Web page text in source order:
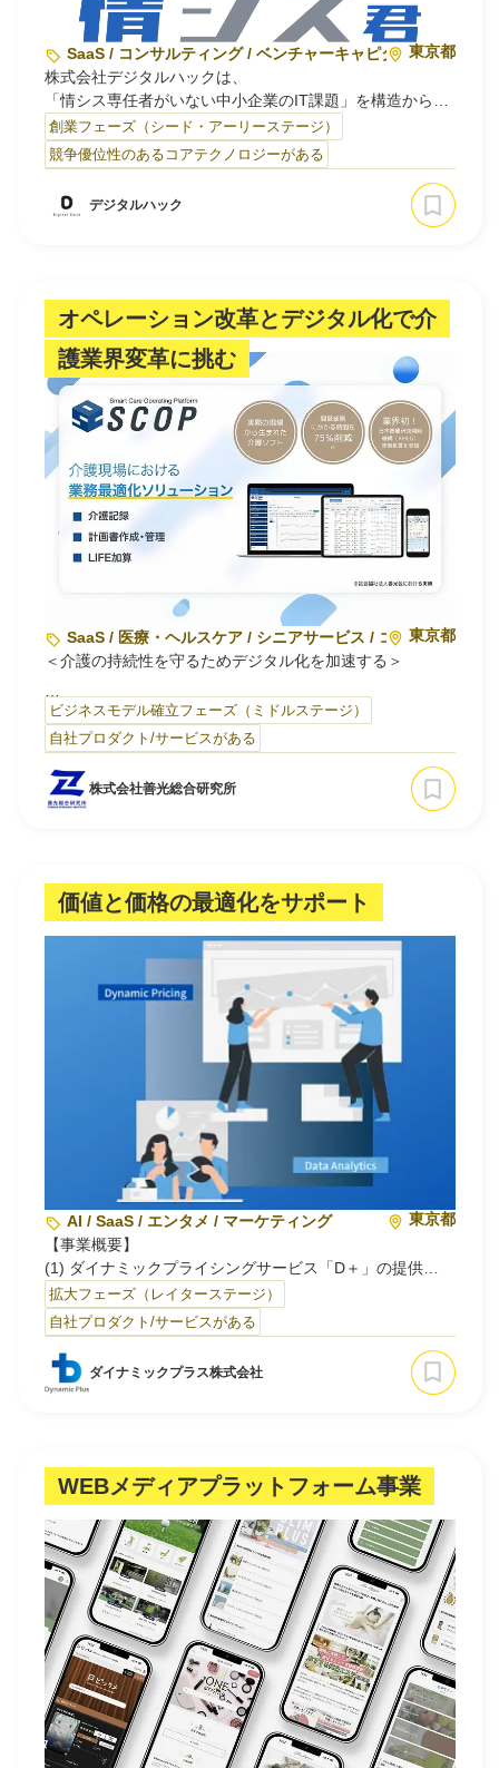
SaaS / コンサルティング / ベンチャーキャピタル東京都
株式会社デジタルハックは、
「情シス専任者がいない中小企業のIT課題」を構造から解
決するスタートアップです。
中小企業向けサービス「情シス君」を通じて、事業成長を
下支えするIT基盤の整備・運用を支援しています。
IT活用の遅れや属人化は、結果として経営判断の遅れや事
情シス業務は単なる業務…
創業フェーズ（シード・アーリーステージ）
競争優位性のあるコアテクノロジーがある
デジタルハック
オペレーション改革とデジタル化で介
護業界変革に挑む
SaaS / 医療・ヘルスケア / シニアサービス / コンサルティン
東京都
＜介護の持続性を守るためデジタル化を加速する＞
当社は、国内トップレベルの生産性を誇るケアオペレーシ
ョンを構築する社会福祉法人善光会からスピンアウトした
スタートアップ企業です。
介護領域全体のオペレーションの質と効率の向上により介
護サービスの持続性を守ることを目的に設立しました。
ビジネスモデル確立フェーズ（ミドルステージ）
自社プロダクト/サービスがある
株式会社善光総合研究所
価値と価格の最適化をサポート
AI / SaaS / エンタメ / マーケティング
東京都
【事業概要】
(1) ダイナミックプライシングサービス「D＋」の提供
(2) レベニューマネジメントサービス「Revenue＋」の提
供
(3) 各事業者向け、価格のコンサルテーションの提供
■「世の中のあらゆる価値と価格を科学し、価格の未来を
プロダクトのサービスの幅が広く、スピ…
拡大フェーズ（レイターステージ）
自社プロダクト/サービスがある
ダイナミックプラス株式会社
WEBメディアプラットフォーム事業